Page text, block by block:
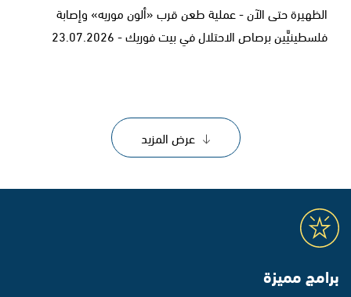
الظهيرة حتى الآن - عملية طعن قرب «ألون موريه» وإصابة
فلسطينيَّين برصاص الاحتلال في بيت فوريك - 23.07.2026
عرض المزيد
برامج مميزة